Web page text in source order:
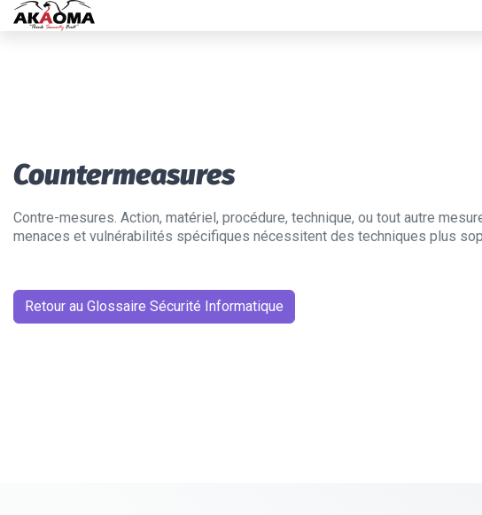
Countermeasures
Contre-mesures. Action, matériel, procédure, technique, ou tout autre
menaces et vulnérabilités spécifiques nécessitent des techniques plus
Retour au Glossaire Sécurité Informatique